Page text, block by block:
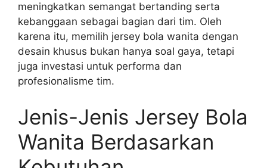
meningkatkan semangat bertanding serta
kebanggaan sebagai bagian dari tim. Oleh
karena itu, memilih jersey bola wanita dengan
desain khusus bukan hanya soal gaya, tetapi
juga investasi untuk performa dan
profesionalisme tim.
Jenis-Jenis Jersey Bola
Wanita Berdasarkan